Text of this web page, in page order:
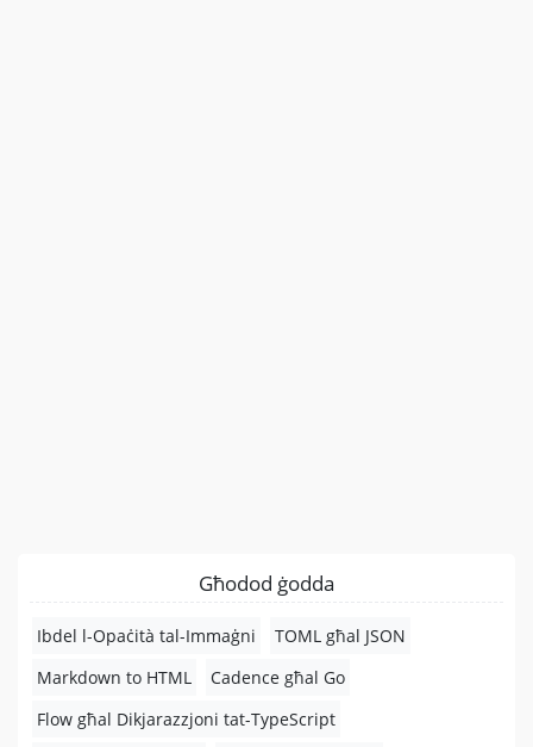
Għodod ġodda
Ibdel l-Opaċità tal-Immaġni
TOML għal JSON
Markdown to HTML
Cadence għal Go
Flow għal Dikjarazzjoni tat-TypeScript